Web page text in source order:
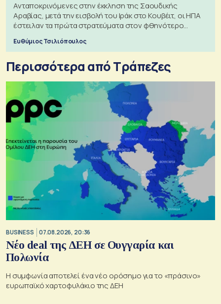
Ανταποκρινόμενες στην έκκληση της Σαουδικής
Αραβίας, μετά την εισβολή του Ιράκ στο Κουβέιτ, οι ΗΠΑ
έστειλαν τα πρώτα στρατεύματα στον φθηνότερο
πόλεμο της ιστορίας τους
Ευθύμιος Τσιλιόπουλος
Περισσότερα από Τράπεζες
BUSINESS 07.08.2026, 20:36
Νέο deal της ΔΕΗ σε Ουγγαρία και
Πολωνία
Η συμφωνία αποτελεί ένα νέο ορόσημο για το «πράσινο»
ευρωπαϊκό χαρτοφυλάκιο της ΔΕΗ